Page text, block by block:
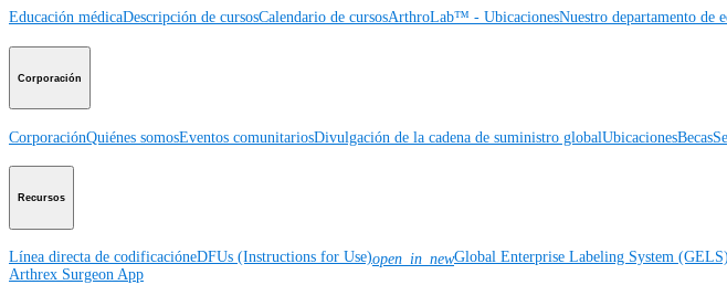
Educación médicaDescripción de cursosCalendario de cursosArthroLab™ - UbicacionesNuestro departamento de
Corporación
CorporaciónQuiénes somosEventos comunitariosDivulgación de la cadena de suministro globalUbicacionesBecas
Recursos
Línea directa de codificacióneDFUs (Instructions for Use)open_in_newGlobal Enterprise Labeling System (GELS)
Arthrex Surgeon App